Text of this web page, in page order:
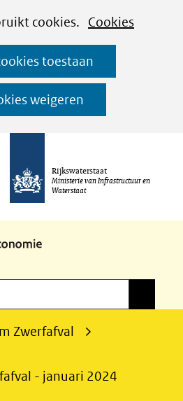
cookies. Cookies
toestaan
weigeren
Ga
naar
de
inhoud
Rijkswaterstaat
Ministerie van Infrastructuur en
Waterstaat
Zwerfafval
- januari 2024